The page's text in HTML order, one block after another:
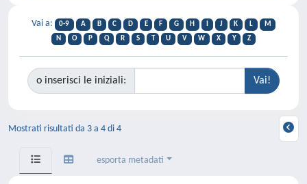
Vai a: 0-9 A B C D E F G H J K L
M
N
O P Q R S T U V W X Y Z
o inserisci le iniziali:
Mostrati risultati da 3 a 4 di 4
esporta metadati